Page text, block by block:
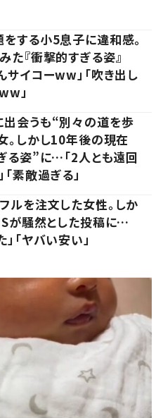
する小5息子に違和感。
た『衝撃的すぎる姿』
サイコーww」「吹き出し
」
会うも“別々の道を歩
。しかし10年後の現在
る姿”に…「2人とも遠回
素敵過ぎる」
ルを注文した女性。しか
が騒然とした投稿に…
」「ヤバい安い」